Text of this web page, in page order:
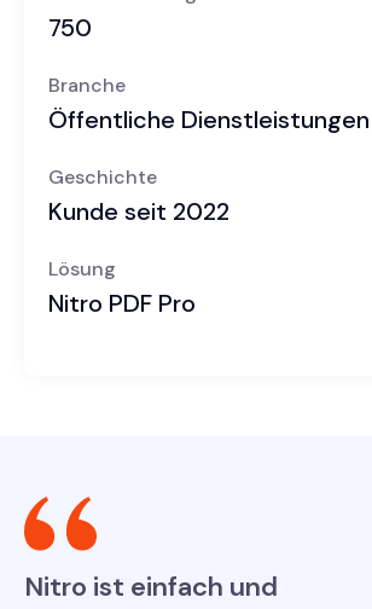
750
Branche
Öffentliche Dienstleistungen
Geschichte
Kunde seit 2022
Lösung
Nitro PDF Pro
Nitro ist einfach und